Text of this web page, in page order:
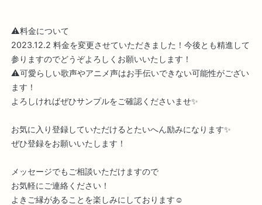
⚠️料金について
2023.12.2 料金を変更させていただきました！今後とも精進して
参りますのでどうぞよろしくお願いいたします！
⚠️可愛らしい歌声やアニメ声はお手伝いできない可能性がござい
ます！
よろしければぜひサンプルをご確認くださいませ✨
お気に入り登録していただけるとたいへん励みになります✨
ぜひ登録をお願いいたします！
メッセージでもご相談いただけますので
お気軽にご連絡ください！
よきご縁があることを楽しみにしております☺️